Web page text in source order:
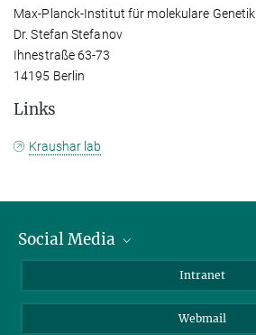
Max-Planck-Institut für molekulare Genetik
Dr. Stefan Stefanov
Ihnestraße 63-73
14195 Berlin
Links
Kraushar lab
Social Media
Intranet
Webmail